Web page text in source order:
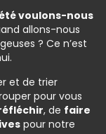
voulons-nous
allons-nous
? Ce n’est
et de trier
pour vous
, de faire
pour notre